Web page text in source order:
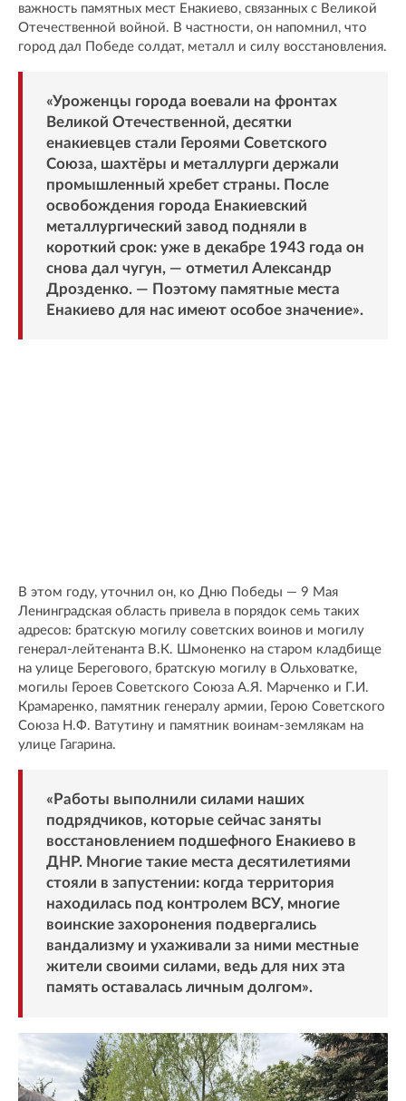
важность памятных мест Енакиево, связанных с Великой
Отечественной войной. В частности, он напомнил, что
город дал Победе солдат, металл и силу восстановления.
«Уроженцы города воевали на фронтах
Великой Отечественной, десятки
енакиевцев стали Героями Советского
Союза, шахтёры и металлурги держали
промышленный хребет страны. После
освобождения города Енакиевский
металлургический завод подняли в
короткий срок: уже в декабре 1943 года он
снова дал чугун, — отметил Александр
Дрозденко. — Поэтому памятные места
Енакиево для нас имеют особое значение».
В этом году, уточнил он, ко Дню Победы — 9 Мая
Ленинградская область привела в порядок семь таких
адресов: братскую могилу советских воинов и могилу
генерал-лейтенанта В.К. Шмоненко на старом кладбище
на улице Берегового, братскую могилу в Ольховатке,
могилы Героев Советского Союза А.Я. Марченко и Г.И.
Крамаренко, памятник генералу армии, Герою Советского
Союза Н.Ф. Ватутину и памятник воинам-землякам на
улице Гагарина.
«Работы выполнили силами наших
подрядчиков, которые сейчас заняты
восстановлением подшефного Енакиево в
ДНР. Многие такие места десятилетиями
стояли в запустении: когда территория
находилась под контролем ВСУ, многие
воинские захоронения подвергались
вандализму и ухаживали за ними местные
жители своими силами, ведь для них эта
память оставалась личным долгом».